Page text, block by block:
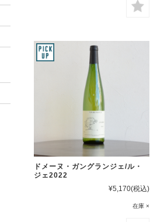
ドメーヌ・ガングランジェ/ル・
ジェ2022
¥5,170(税込)
在庫 ×